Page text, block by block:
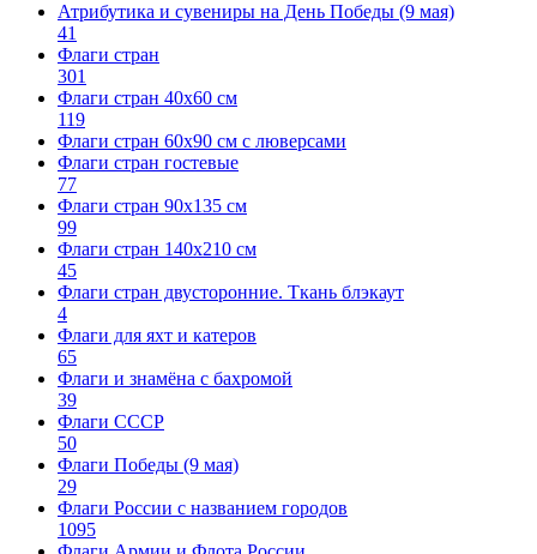
Атрибутика и сувениры на День Победы (9 мая)
41
Флаги стран
301
Флаги стран 40х60 см
119
Флаги стран 60x90 см с люверсами
Флаги стран гостевые
77
Флаги стран 90х135 см
99
Флаги стран 140х210 см
45
Флаги стран двусторонние. Ткань блэкаут
4
Флаги для яхт и катеров
65
Флаги и знамёна с бахромой
39
Флаги СССР
50
Флаги Победы (9 мая)
29
Флаги России с названием городов
1095